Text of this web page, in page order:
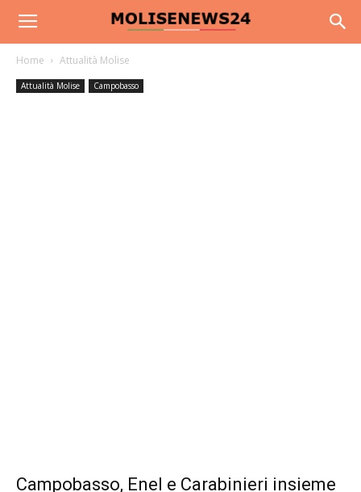
Home Attualità Molise
Attualità Molise Campobasso
Campobasso, Enel e Carabinieri insieme